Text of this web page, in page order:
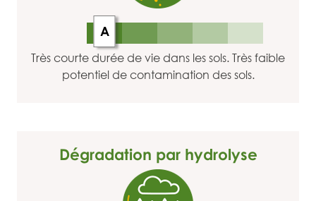
A
Très courte durée de vie dans les sols. Très faible
potentiel de contamination des sols.
Dégradation par hydrolyse